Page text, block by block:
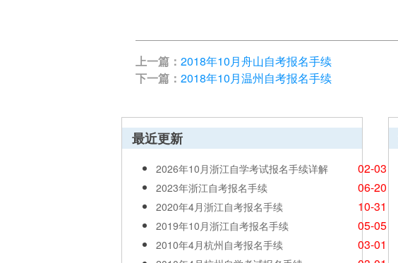
上一篇： 2018年10月舟山自考报名手续
下一篇： 2018年10月温州自考报名手续
最近更新
2026年10月浙江自学考试报名手续详解 02-03
2023年浙江自考报名手续 06-20
2020年4月浙江自考报名手续 10-31
2019年10月浙江自考报名手续 05-05
2010年4月杭州自考报名手续 03-01